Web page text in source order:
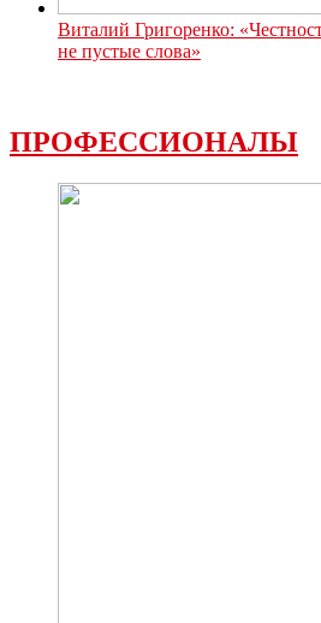
Виталий Григоренко:
не пустые слова»
ПРОФЕССИОНАЛЫ